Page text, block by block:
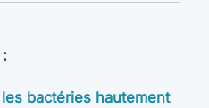
bactéries hautement